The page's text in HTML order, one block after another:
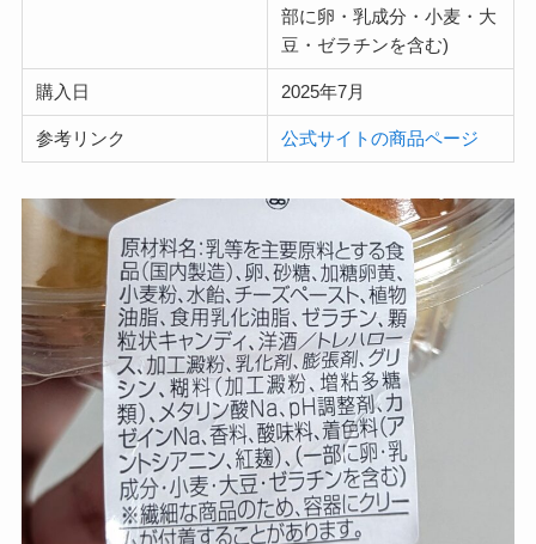
部に卵・乳成分・小麦・大
豆・ゼラチンを含む)
購入日 2025年7月
参考リンク 公式サイトの商品ページ